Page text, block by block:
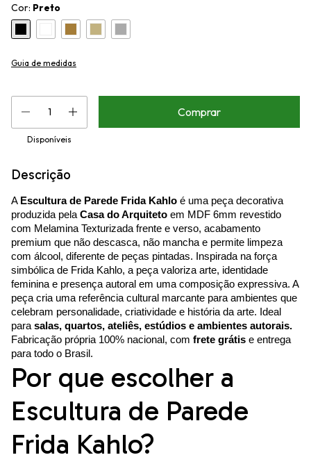
Cor: Preto
Guia de medidas
Disponíveis
Descrição
A Escultura de Parede Frida Kahlo é uma peça decorativa
produzida pela Casa do Arquiteto em MDF 6mm revestido
com Melamina Texturizada frente e verso, acabamento
premium que não descasca, não mancha e permite limpeza
com álcool, diferente de peças pintadas. Inspirada na força
simbólica de Frida Kahlo, a peça valoriza arte, identidade
feminina e presença autoral em uma composição expressiva. A
peça cria uma referência cultural marcante para ambientes que
celebram personalidade, criatividade e história da arte. Ideal
para salas, quartos, ateliês, estúdios e ambientes autorais.
Fabricação própria 100% nacional, com frete grátis e entrega
para todo o Brasil.
Por que escolher a
Escultura de Parede
Frida Kahlo?